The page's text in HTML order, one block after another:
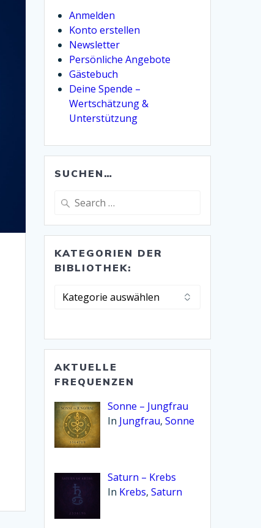
Anmelden
Konto erstellen
Newsletter
Persönliche Angebote
Gästebuch
Deine Spende –
Wertschätzung &
Unterstützung
SUCHEN…
Search
KATEGORIEN DER
BIBLIOTHEK:
Kategorien
AKTUELLE
FREQUENZEN
Sonne – Jungfrau
In Jungfrau,Sonne
Saturn – Krebs
In Krebs,Saturn